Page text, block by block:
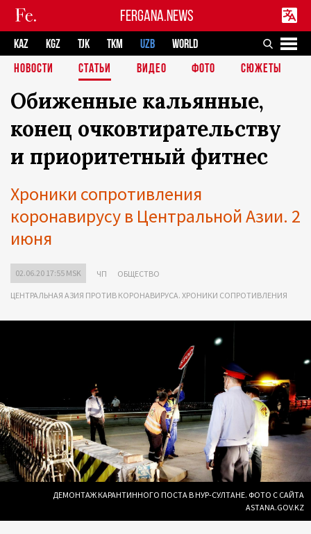
FERGANA.NEWS
KAZ KGZ TJK TKM UZB
WORLD
НОВОСТИ
СТАТЬИ ВИДЕО ФОТО СЮЖЕТЫ
Обиженные кальянные,
конец очковтирательству
и приоритетный фитнес
Хроники сопротивления
коронавирусу в Центральной Азии. 2
июня
02.06.20 17:55 MSK ЧП ОБЩЕСТВО
ЦЕНТРАЛЬНАЯ АЗИЯ ПРОТИВ КОРОНАВИРУСА. ХРОНИКИ СОПРОТИВЛЕНИЯ
ДЕМОНТАЖ КАРАНТИННОГО ПОСТА В НУР-СУЛТАНЕ. ФОТО С САЙТА
ASTANA.GOV.KZ